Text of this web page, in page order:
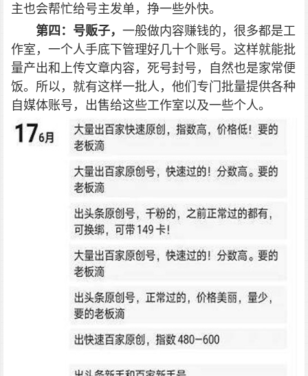
主也会帮忙给号主发单，挣一些外快。
第四：号贩子， 一般做内容赚钱的，很多都是工
作室，一个人手底下管理好几十个账号。这样就能批
量产出和上传文章内容，死号封号，自然也是家常便
饭。所以，就有这样一批人，他们专门批量提供各种
自媒体账号，出售给这些工作室以及一些个人。